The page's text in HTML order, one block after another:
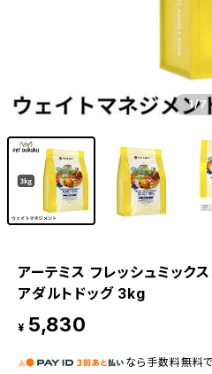
1/7
アーテミス フレッシュミック
アダルトドッグ 3kg
¥ 5,830
なら 手数料無料で